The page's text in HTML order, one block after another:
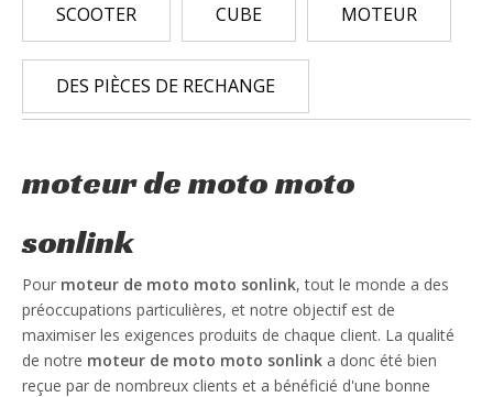
SCOOTER CUBE MOTEUR
DES PIÈCES DE RECHANGE
moteur de moto moto
sonlink
Pour moteur de moto moto sonlink, tout le monde a des
préoccupations particulières, et notre objectif est de
maximiser les exigences produits de chaque client. La qualité
de notre moteur de moto moto sonlink a donc été bien
reçue par de nombreux clients et a bénéficié d'une bonne